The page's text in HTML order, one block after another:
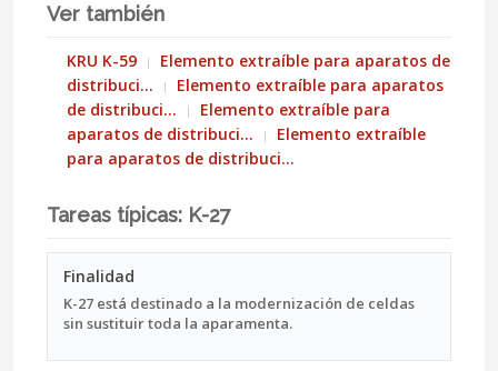
Ver también
KRU K-59
Elemento extraíble para aparatos de
distribuci…
Elemento extraíble para aparatos
de distribuci…
Elemento extraíble para
aparatos de distribuci…
Elemento extraíble
para aparatos de distribuci…
Tareas típicas: K-27
Finalidad
K-27 está destinado a la modernización de celdas
sin sustituir toda la aparamenta.